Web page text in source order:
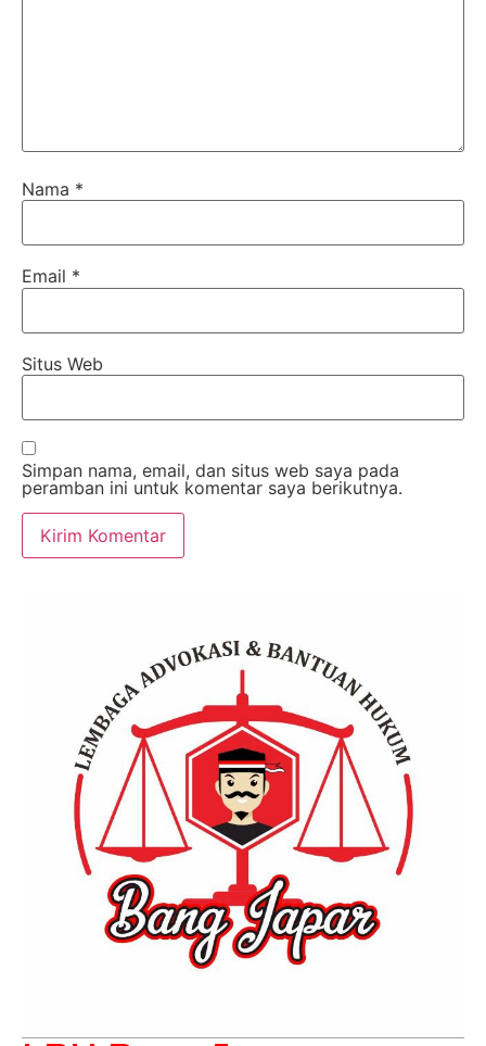
Nama *
Email *
Situs Web
Simpan nama, email, dan situs web saya pada
peramban ini untuk komentar saya berikutnya.